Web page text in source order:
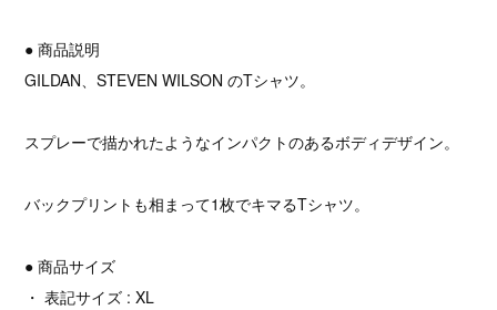
● 商品説明
GILDAN、STEVEN WILSON のTシャツ。
スプレーで描かれたようなインパクトのあるボディデザイン。
バックプリントも相まって1枚でキマるTシャツ。
● 商品サイズ
・ 表記サイズ : XL